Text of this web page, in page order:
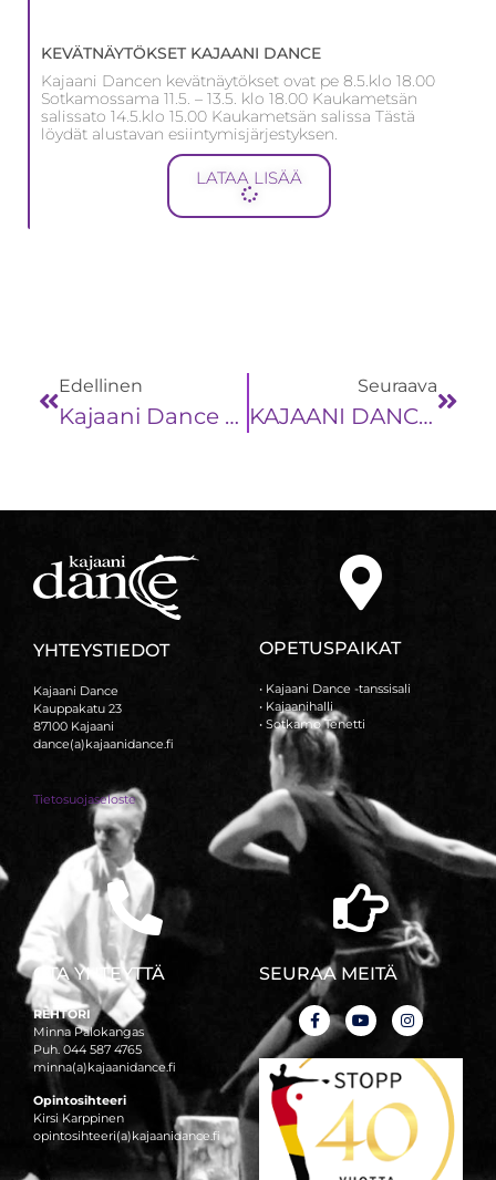
KEVÄTNÄYTÖKSET KAJAANI DANCE
Kajaani Dancen kevätnäytökset ovat pe 8.5.klo 18.00
Sotkamossama 11.5. – 13.5. klo 18.00 Kaukametsän
salissato 14.5.klo 15.00 Kaukametsän salissa Tästä
löydät alustavan esiintymisjärjestyksen.
LATAA LISÄÄ
Edellinen
Kajaani Dance 50-Vuotta JUHLANÄYTÖS La 21.3.2026 Klo 18 Kaukametsän Salissa
Seuraava
KAJAANI DANCEN JOULUNÄYTÖKSET
YHTEYSTIEDOT
Kajaani Dance
Kauppakatu 23
87100 Kajaani
dance(a)kajaanidance.fi
Tietosuojaseloste
OPETUSPAIKAT
• Kajaani Dance -tanssisali
• Kajaanihalli
• Sotkamo Tenetti
OTA YHTEYTTÄ
REHTORI
Minna Palokangas
Puh. 044 587 4765
minna(a)kajaanidance.fi
Opintosihteeri
Kirsi Karppinen
opintosihteeri(a)kajaanidance.fi
SEURAA MEITÄ